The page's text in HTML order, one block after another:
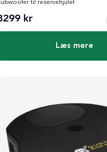
til reservehjulet
kr
Læs mere